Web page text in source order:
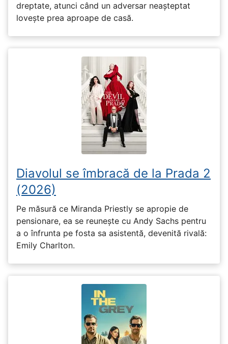
dreptate, atunci când un adversar neașteptat
lovește prea aproape de casă.
Diavolul se îmbracă de la Prada 2
(2026)
Pe măsură ce Miranda Priestly se apropie de
pensionare, ea se reunește cu Andy Sachs pentru
a o înfrunta pe fosta sa asistentă, devenită rivală:
Emily Charlton.